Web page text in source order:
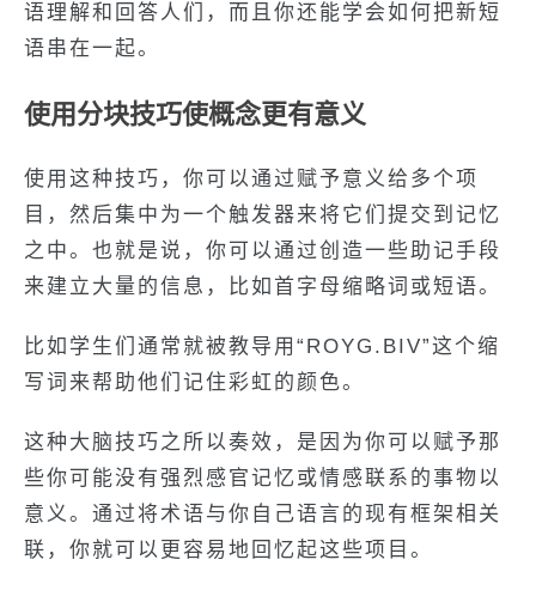
语理解和回答人们，而且你还能学会如何把新短
语串在一起。
使用分块技巧使概念更有意义
使用这种技巧，你可以通过赋予意义给多个项
目，然后集中为一个触发器来将它们提交到记忆
之中。也就是说，你可以通过创造一些助记手段
来建立大量的信息，比如首字母缩略词或短语。
比如学生们通常就被教导用“ROYG.BIV”这个缩
写词来帮助他们记住彩虹的颜色。
这种大脑技巧之所以奏效，是因为你可以赋予那
些你可能没有强烈感官记忆或情感联系的事物以
意义。通过将术语与你自己语言的现有框架相关
联，你就可以更容易地回忆起这些项目。